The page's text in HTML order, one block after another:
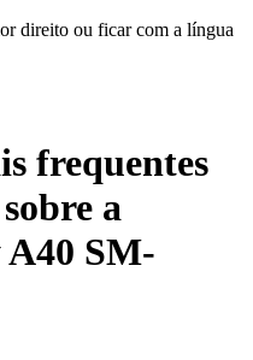
direito ou ficar com a língua
frequentes
a
A40 SM-